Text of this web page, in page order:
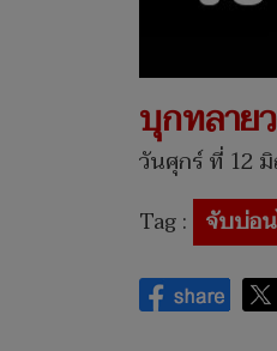
บุกทลาย
วันศุกร์ ที่ 12
Tag : จับบ่อ